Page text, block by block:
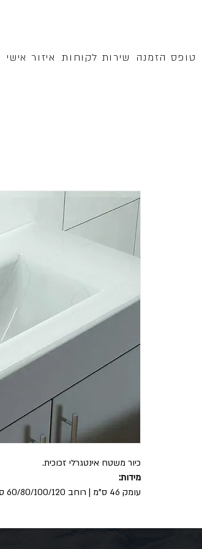
טופס הזמנה שירות לקוחות איזור אישי
כיור משטח אינטגרלי זכוכית.
מידות:
עומק 46 ס"מ | רוחב 60/80/100/120 ס"מ.